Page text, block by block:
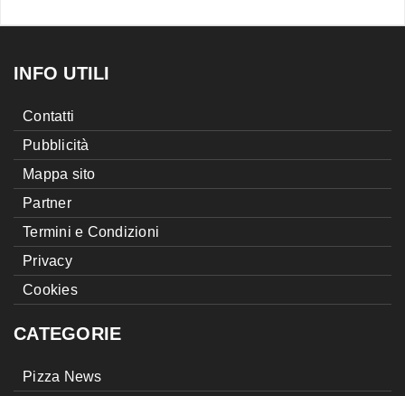
INFO UTILI
Contatti
Pubblicità
Mappa sito
Partner
Termini e Condizioni
Privacy
Cookies
CATEGORIE
Pizza News